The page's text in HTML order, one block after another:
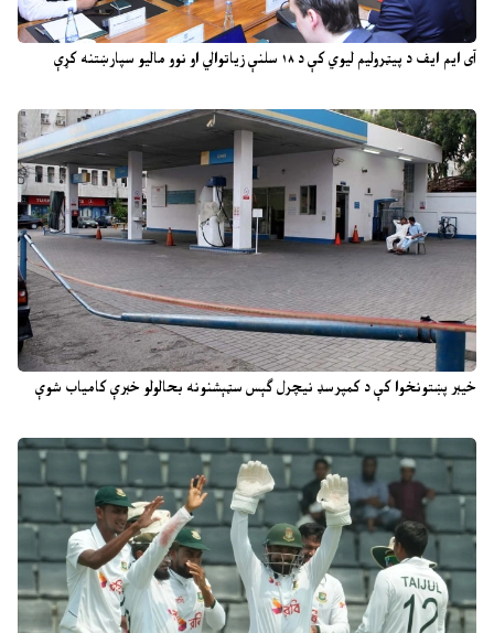
آی ایم ایف د پیټرولیم لیوي کې د ۱۸ سلنې زیاتوالي او نوو مالیو سپارښتنه کړې
خیبر پښتونخوا کې د کمپرسډ نیچرل ګېس سټېشنونه بحالولو خبرې کامیاب شوې